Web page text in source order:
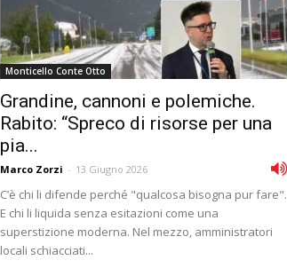
Monticello Conte Otto
Grandine, cannoni e polemiche.
Rabito: “Spreco di risorse per una
pia...
Marco Zorzi - 13 Giugno 2026
C’è chi li difende perché "qualcosa bisogna pur fare".
E chi li liquida senza esitazioni come una
superstizione moderna. Nel mezzo, amministratori
locali schiacciati...